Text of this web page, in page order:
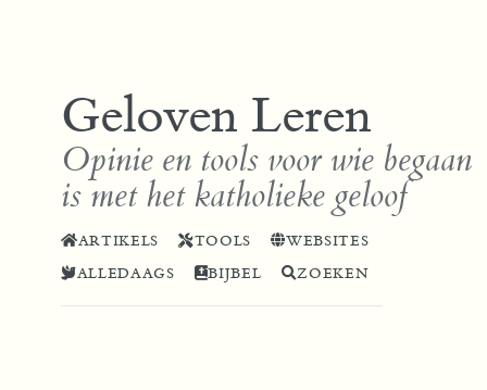
Geloven Leren
Opinie en tools voor wie begaan
is met het katholieke geloof
ARTIKELS TOOLS
WEBSITES
ALLEDAAGS
BIJBEL ZOEKEN